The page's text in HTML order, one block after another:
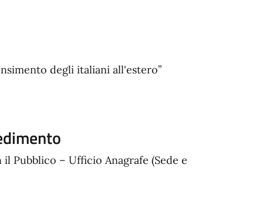
degli italiani all'estero”
Pubblico – Ufficio Anagrafe (Sede e